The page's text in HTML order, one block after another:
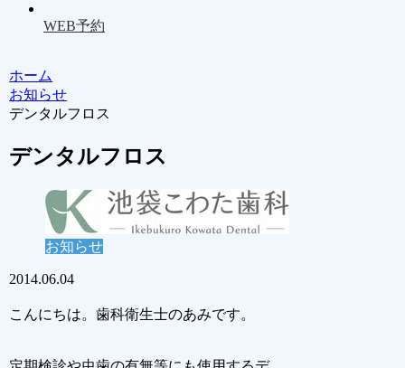
WEB予約
ホーム
お知らせ
デンタルフロス
デンタルフロス
お知らせ
2014.06.04
こんにちは。歯科衛生士のあみです。